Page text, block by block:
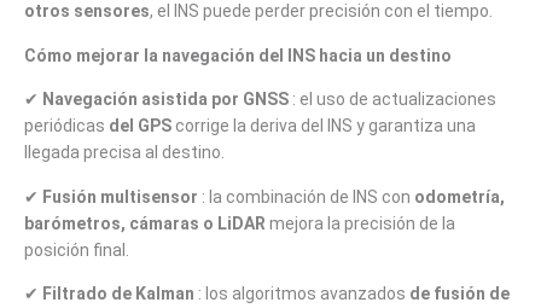
otros sensores, el INS puede perder precisión con el tiempo.
Cómo mejorar la navegación del INS hacia un destino
✔ Navegación asistida por GNSS : el uso de actualizaciones
periódicas del GPS corrige la deriva del INS y garantiza una
llegada precisa al destino.
✔ Fusión multisensor : la combinación de INS con odometría,
barómetros, cámaras o LiDAR mejora la precisión de la
posición final.
✔ Filtrado de Kalman : los algoritmos avanzados de fusión de